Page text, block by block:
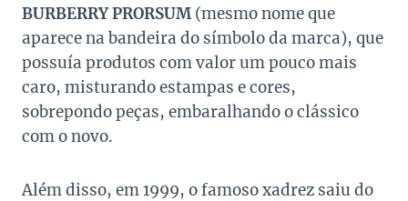
BURBERRY PRORSUM(mesmo nome que
aparece na bandeira do símbolo da marca), que
possuía produtos com valor um pouco mais
caro, misturando estampas e cores,
sobrepondo peças, embaralhando o clássico
com o novo.
Além disso, em 1999, o famoso xadrez saiu do